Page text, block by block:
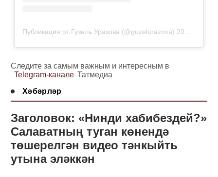
Публикация от Гузель Уразова (@guzelurazova) 20 Янв 2019 в 8:44 PST
Следите за самым важным и интересным в
Telegram-канале Татмедиа
Хәбәрләр
Заголовок: «Нинди хабибездей?»
Салаватның туган көнендә
төшерелгән видео тәнкыйть
утына эләккән